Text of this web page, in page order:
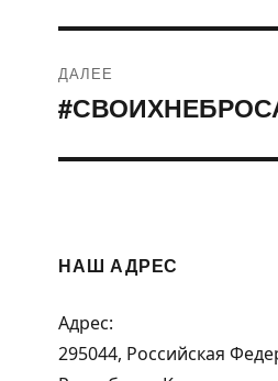
ДАЛЕЕ
Следующая
НАШ АДРЕС
Адрес:
295044, Российская